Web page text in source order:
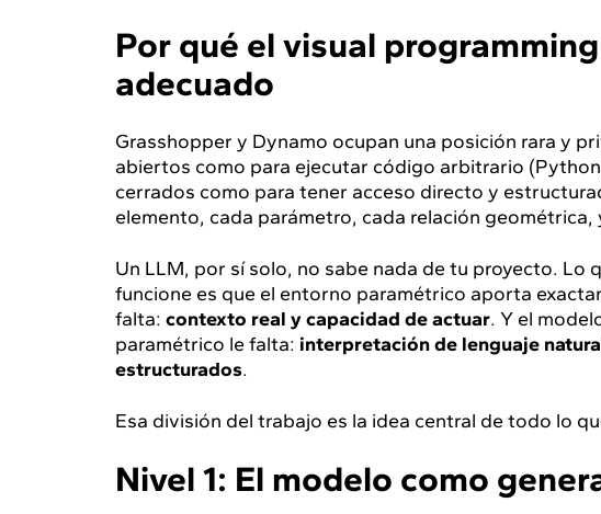
Por qué el visual
adecuado
Grasshopper y Dynamo ocupan una posición rara y
abiertos como para ejecutar código arbitrario
cerrados como para tener acceso directo y
elemento, cada parámetro, cada relación
Un LLM, por sí solo, no sabe nada de tu proyecto. Lo
funcione es que el entorno paramétrico aporta
falta: contexto real y capacidad de actuar. Y el
paramétrico le falta: interpretación de lenguaje
estructurados.
Esa división del trabajo es la idea central de todo lo
Nivel 1: El modelo como